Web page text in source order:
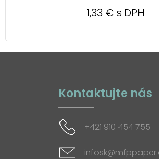
1,33 € s DPH
Kontaktujte nás
+421 910 454 755